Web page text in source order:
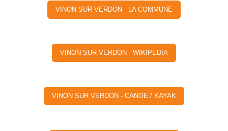
VINON SUR VERDON - LA COMMUNE
VINON SUR VERDON - WIKIPEDIA
VINON SUR VERDON - CANOE / KAYAK